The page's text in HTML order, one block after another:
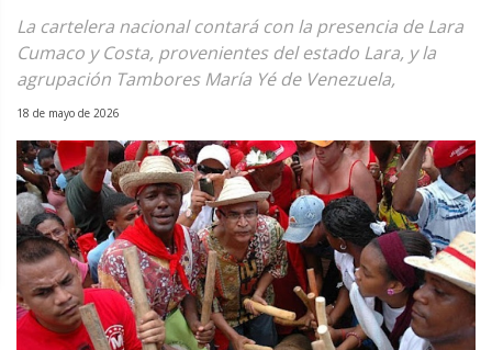
La cartelera nacional contará con la presencia de Lara
Cumaco y Costa, provenientes del estado Lara, y la
agrupación Tambores María Yé de Venezuela,
18 de mayo de 2026